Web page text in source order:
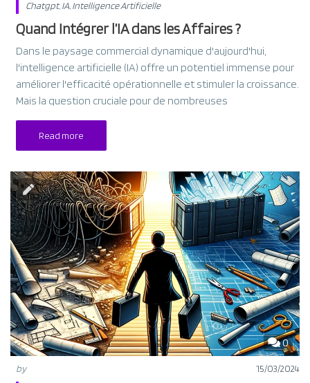
Chatgpt,IA,Intelligence Artificielle
Quand Intégrer l’IA dans les Affaires ?
Dans le paysage commercial dynamique d'aujourd'hui,
l'intelligence artificielle (IA) offre un potentiel immense pour
améliorer l'efficacité opérationnelle et stimuler la croissance.
Mais la question cruciale pour de nombreuses
Read more
0
by
15/03/2024